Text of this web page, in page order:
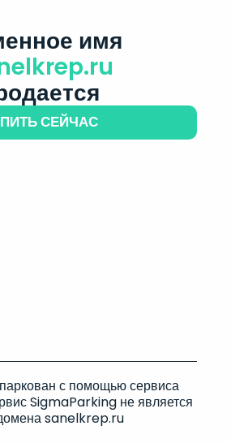
имя
СЕЙЧАС
с помощью сервиса
SigmaParking не является
sanelkrep.ru